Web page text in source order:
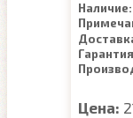
Наличие:
Цена: